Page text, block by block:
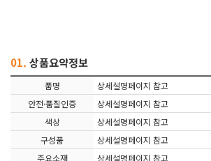
01. 상품요약정보
품명
상세설명페이지 참고
안전·품질인증
상세설명페이지 참고
색상
상세설명페이지 참고
구성품
상세설명페이지 참고
주요소재
상세설명페이지 참고